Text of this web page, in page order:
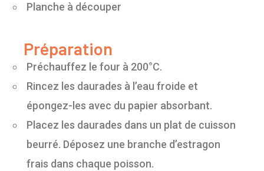
Planche à découper
Préparation
Préchauffez le four à 200°C.
Rincez les daurades à l’eau froide et
épongez-les avec du papier absorbant.
Placez les daurades dans un plat de cuisson
beurré. Déposez une branche d’estragon
frais dans chaque poisson.